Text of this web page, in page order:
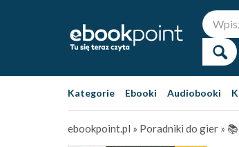
Kategorie Ebooki Audiobooki
ebookpoint.pl » Poradniki do gier »